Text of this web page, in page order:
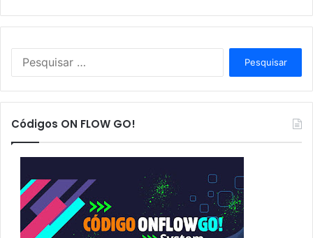
s
a
p
o
r
:
Códigos ON FLOW GO!